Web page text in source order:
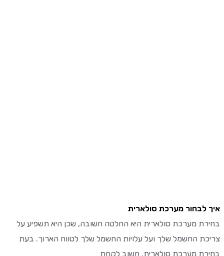
מערכת סולארית
מערכת סולארית היא החלטה חשובה, שכן היא תשפיע על
החשמל שלך ועל עלויות החשמל שלך לטווח הארוך. בעת
מערכת סולארית, חשוב לקחת